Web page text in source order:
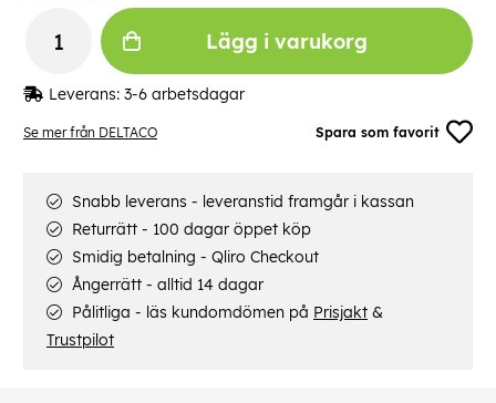
Se mer från DELTACO Spara som favorit
Lägg i varukorg
Leverans: 3-6 arbetsdagar
Snabb leverans - leveranstid framgår i kassan
Returrätt - 100 dagar öppet köp
Smidig betalning - Qliro Checkout
Ångerrätt - alltid 14 dagar
Pålitliga - läs kundomdömen på Prisjakt &
Trustpilot